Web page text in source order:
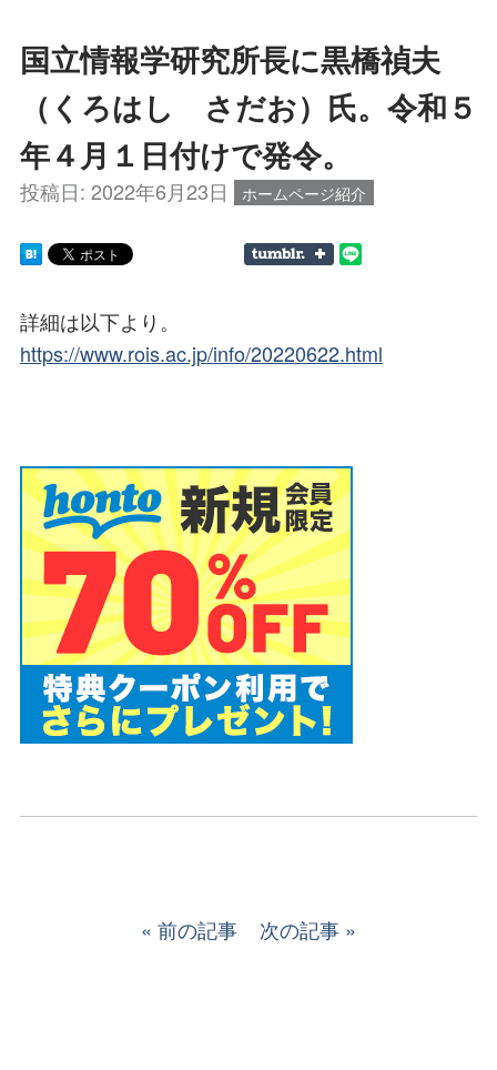
国立情報学研究所長に黒橋禎夫
（くろはし さだお）氏。令和５
年４月１日付けで発令。
投稿日: 2022年6月23日 ホームページ紹介
詳細は以下より。
https://www.rois.ac.jp/info/20220622.html
前の記事 次の記事